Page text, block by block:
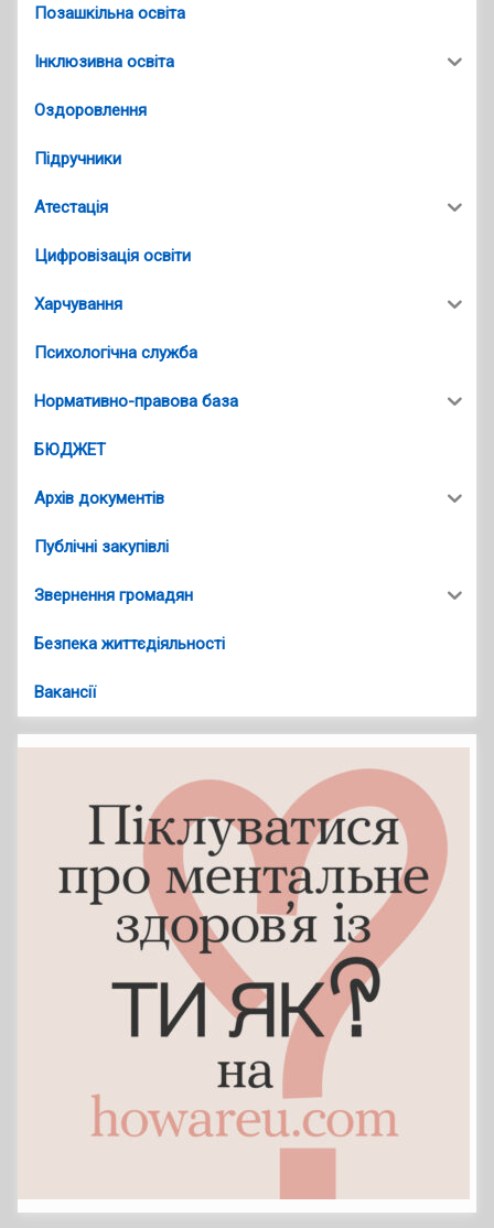
Позашкільна освіта
Інклюзивна освіта
Оздоровлення
Підручники
Атестація
Цифровізація освіти
Харчування
Психологічна служба
Нормативно-правова база
БЮДЖЕТ
Архів документів
Публічні закупівлі
Звернення громадян
Безпека життєдіяльності
Вакансії